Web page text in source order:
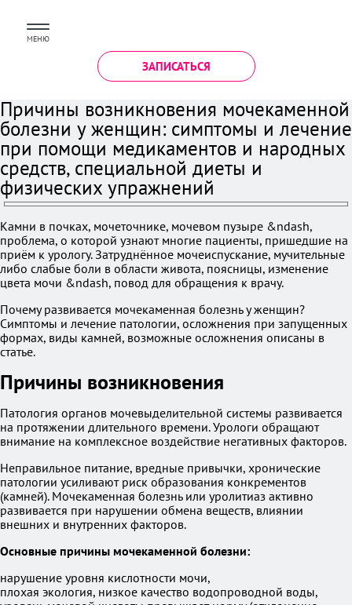
МЕНЮ
ЗАПИСАТЬСЯ
Причины возникновения мочекаменной
болезни у женщин: симптомы и лечение
при помощи медикаментов и народных
средств, специальной диеты и
физических упражнений
Камни в почках, мочеточнике, мочевом пузыре &ndash,
проблема, о которой узнают многие пациенты, пришедшие на
приём к урологу. Затруднённое мочеиспускание, мучительные
либо слабые боли в области живота, поясницы, изменение
цвета мочи &ndash, повод для обращения к врачу.
Почему развивается мочекаменная болезнь у женщин?
Симптомы и лечение патологии, осложнения при запущенных
формах, виды камней, возможные осложнения описаны в
статье.
Причины возникновения
Патология органов мочевыделительной системы развивается
на протяжении длительного времени. Урологи обращают
внимание на комплексное воздействие негативных факторов.
Неправильное питание, вредные привычки, хронические
патологии усиливают риск образования конкрементов
(камней). Мочекаменная болезнь или уролитиаз активно
развивается при нарушении обмена веществ, влиянии
внешних и внутренних факторов.
Основные причины мочекаменной болезни:
нарушение уровня кислотности мочи,
плохая экология, низкое качество водопроводной воды,